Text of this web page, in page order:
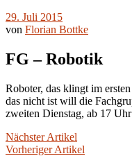
29. Juli 2015
von Florian Bottke
FG – Robotik
Roboter, das klingt im
das nicht ist will die
zweiten Dienstag, ab 17
Nächster Artikel
Vorheriger Artikel